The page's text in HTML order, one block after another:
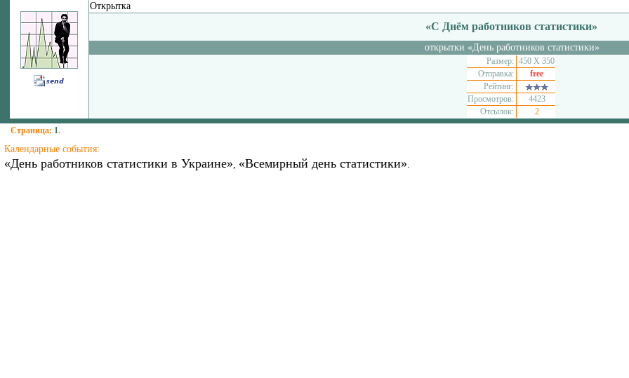
Открытка
«С Днём работников статистики»
открытки «День работников статистики»
Размер: 450 Х 350
Отправка:
free
Рейтинг:
Просмотров:
4423
Отсылок:
2
Страница: 1.
Календарные события:
«День работников статистики в Украине», «Всемирный день статистики».